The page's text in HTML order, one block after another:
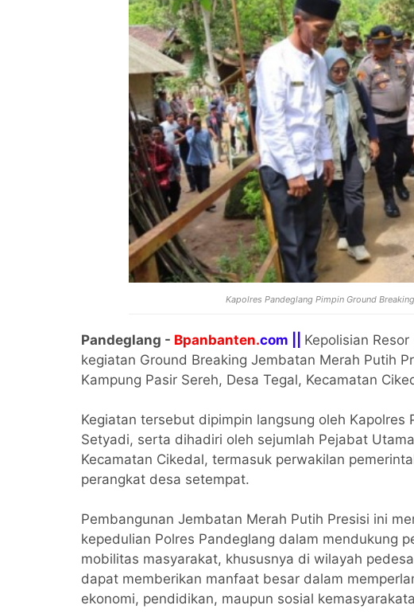
Kapolres Pandeglang Pimpin Ground
Pandeglang - Bpanbanten.com || Kepolisian
kegiatan Ground Breaking Jembatan Merah Putih
Kampung Pasir Sereh, Desa Tegal, Kecamatan
Kegiatan tersebut dipimpin langsung oleh Kapolres
Setyadi, serta dihadiri oleh sejumlah Pejabat
Kecamatan Cikedal, termasuk perwakilan
perangkat desa setempat.
Pembangunan Jembatan Merah Putih Presisi ini
kepedulian Polres Pandeglang dalam mendukung
mobilitas masyarakat, khususnya di wilayah
dapat memberikan manfaat besar dalam
ekonomi, pendidikan, maupun sosial